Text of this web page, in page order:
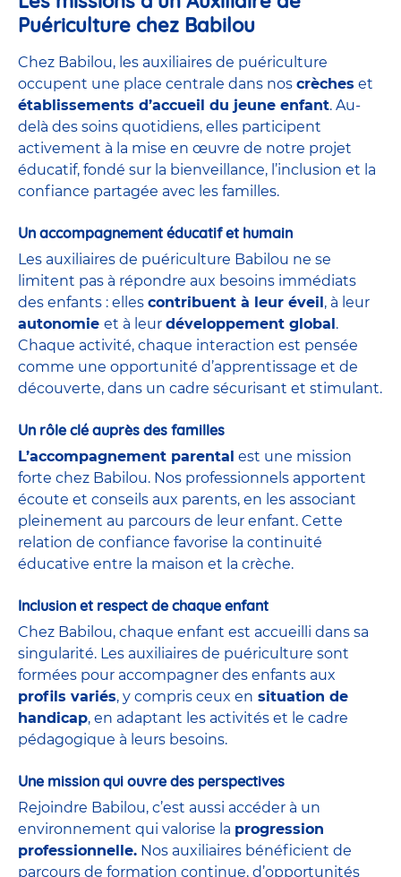
Puériculture chez Babilou
Chez Babilou, les auxiliaires de puériculture
occupent une place centrale dans nos crèches et
établissements d’accueil du jeune enfant. Au-
delà des soins quotidiens, elles participent
activement à la mise en œuvre de notre projet
éducatif, fondé sur la bienveillance, l’inclusion et la
confiance partagée avec les familles.
Un accompagnement éducatif et humain
Les auxiliaires de puériculture Babilou ne se
limitent pas à répondre aux besoins immédiats
des enfants : elles contribuent à leur éveil , à leur
autonomie et à leur développement global .
Chaque activité, chaque interaction est pensée
comme une opportunité d’apprentissage et de
découverte, dans un cadre sécurisant et stimulant.
Un rôle clé auprès des familles
L’accompagnement parental est une mission
forte chez Babilou. Nos professionnels apportent
écoute et conseils aux parents, en les associant
pleinement au parcours de leur enfant. Cette
relation de confiance favorise la continuité
éducative entre la maison et la crèche.
Inclusion et respect de chaque enfant
Chez Babilou, chaque enfant est accueilli dans sa
singularité. Les auxiliaires de puériculture sont
formées pour accompagner des enfants aux
profils variés, y compris ceux en situation de
handicap, en adaptant les activités et le cadre
pédagogique à leurs besoins.
Une mission qui ouvre des perspectives
Rejoindre Babilou, c’est aussi accéder à un
environnement qui valorise la progression
professionnelle. Nos auxiliaires bénéficient de
parcours de formation continue, d’opportunités